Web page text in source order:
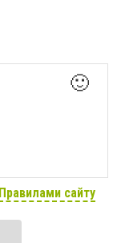
🙂
Правилами сайту